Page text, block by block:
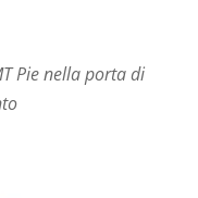
Pie nella porta di